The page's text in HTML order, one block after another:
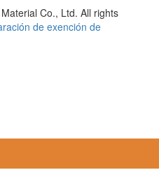
Co., Ltd. All rights
de exención de